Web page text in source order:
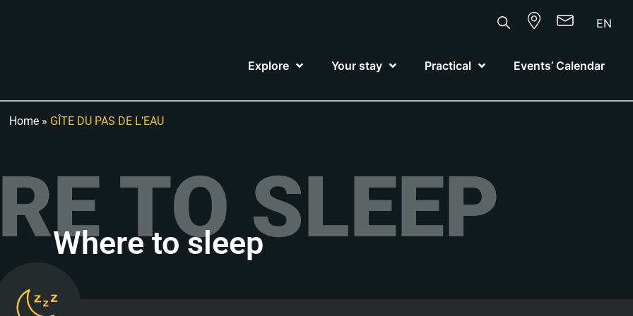
EN
Explore Your stay Practical Events’ Calendar
Home» GÎTE DU PAS DE L’EAU
TO SLEEP
Where to sleep